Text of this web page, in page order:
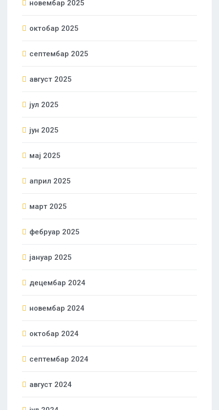
новембар 2025
октобар 2025
септембар 2025
август 2025
јул 2025
јун 2025
мај 2025
април 2025
март 2025
фебруар 2025
јануар 2025
децембар 2024
новембар 2024
октобар 2024
септембар 2024
август 2024